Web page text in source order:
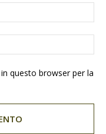
questo browser per la